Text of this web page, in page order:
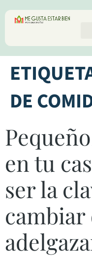
DE
en tu
ser la
cambiar